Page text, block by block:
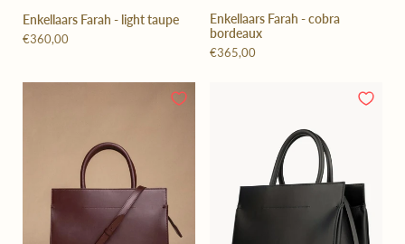
Enkellaars Farah - light taupe
€360,00
Enkellaars Farah - cobra
bordeaux
€365,00